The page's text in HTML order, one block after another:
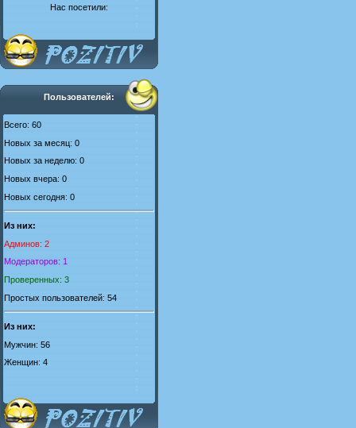
Нас посетили:
Пользователей:
Всего: 60
Новых за месяц: 0
Новых за неделю: 0
Новых вчера: 0
Новых сегодня: 0
Из них:
Админов: 2
Модераторов: 1
Проверенных: 3
Простых пользователей: 54
Из них:
Мужчин: 56
Женщин: 4